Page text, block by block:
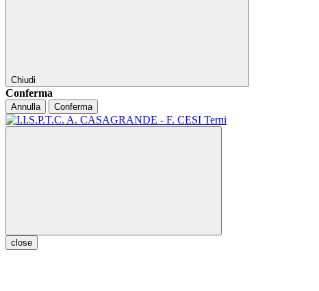
Chiudi
Conferma
Annulla Conferma
close